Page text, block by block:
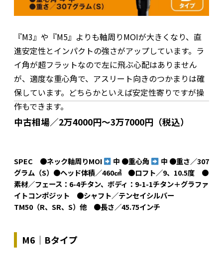
『M3』や『M5』よりも軸周りMOIが大きくなり、直
進安定性とインパクトの強さがアップしています。ラ
イ角が超フラットなので左に飛ぶ心配はありません
が、適度な重心角で、アスリート向きのつかまりは確
保しています。どちらかといえば安定性寄りですが操
作もできます。
中古相場／2万4000円～3万7000円（税込）
SPEC ●ネック軸周りMOI 中 ●重心角
中 ●重さ／307
グラム（S）●ヘッド体積／460㎤ ●ロフト／9、10.5度 ●
素材／フェース：6-4チタン、ボディ：9-1-1チタン＋グラファ
イトコンポジット ●シャフト／テンセイシルバー
TM50（R、SR、S）他 ●長さ／45.75インチ
M6｜Bタイプ